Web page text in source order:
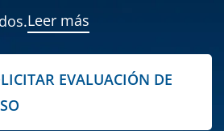
Leer más
EVALUACIÓN DE